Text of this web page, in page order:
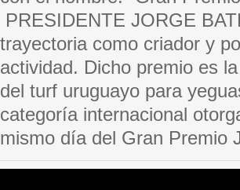
PRESIDENTE JORGE
trayectoria como criador y
actividad. Dicho premio es
del turf uruguayo para
categoría internacional
mismo día del Gran Premio